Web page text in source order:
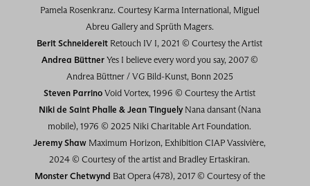
Pamela Rosenkranz. Courtesy Karma International, Miguel
Abreu Gallery and Sprüth Magers.
Berit Schneidereit Retouch IV I, 2021 © Courtesy the Artist
Andrea BüttnerYes I believe every word you say, 2007 ©
Andrea Büttner / VG Bild-Kunst, Bonn 2025
Steven ParrinoVoid Vortex, 1996 © Courtesy the Artist
Niki de Saint Phalle & Jean TinguelyNana dansant (Nana
mobile), 1976 © 2025 Niki Charitable Art Foundation.
Jeremy Shaw Maximum Horizon, Exhibition CIAP Vassivière,
2024 © Courtesy of the artist and Bradley Ertaskiran.
Monster Chetwynd Bat Opera (478), 2017 © Courtesy of the